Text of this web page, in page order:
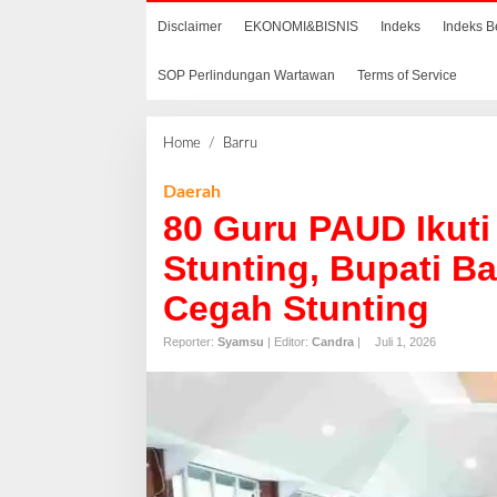
Disclaimer EKONOMI&BISNIS Indeks Indeks
SOP Perlindungan Wartawan Terms of Service
Home / Barru
u
A
U
D
D
Daerah
80 Guru PAUD
Stunting, Bupati
Cegah Stunting
Reporter: Syamsu | Editor: Candra | Juli 1, 2026